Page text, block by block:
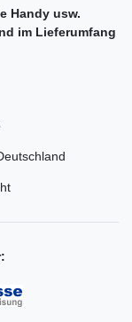
Handy usw.
im Lieferumfang